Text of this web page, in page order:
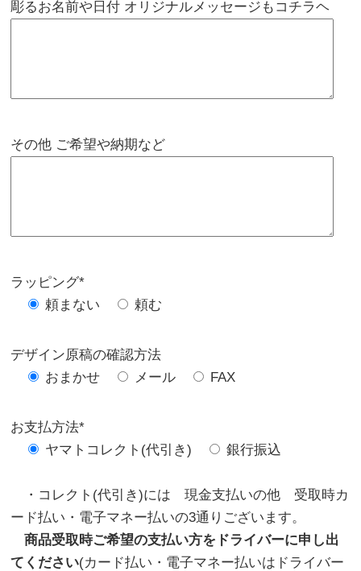
彫るお名前や日付 オリジナルメッセージもコチラヘ
その他 ご希望や納期など
ラッピング*
頼まない
頼む
デザイン原稿の確認方法
おまかせ
メール FAX
お支払方法*
ヤマトコレクト(代引き)
銀行振込
・コレクト(代引き)には 現金支払いの他 受取時カ
ード払い・電子マネー払いの3通りございます。
商品受取時ご希望の支払い方をドライバーに申し出
てください(カード払い・電子マネー払いはドライバー